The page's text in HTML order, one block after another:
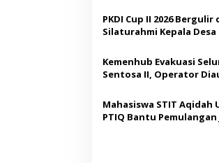
i
o
s
PKDI Cup II 2026
Silaturahmi Kepala
Kemenhub Evakuasi
Sentosa II, Operator
Mahasiswa STIT Aqidah
PTIQ Bantu Pemulangan